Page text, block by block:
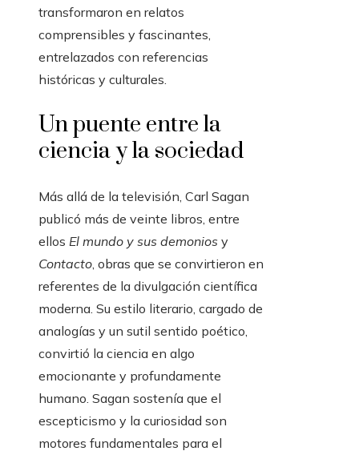
transformaron en relatos
comprensibles y fascinantes,
entrelazados con referencias
históricas y culturales.
Un puente entre la
ciencia y la sociedad
Más allá de la televisión, Carl Sagan
publicó más de veinte libros, entre
ellos El mundo y sus demonios y
Contacto, obras que se convirtieron en
referentes de la divulgación científica
moderna. Su estilo literario, cargado de
analogías y un sutil sentido poético,
convirtió la ciencia en algo
emocionante y profundamente
humano. Sagan sostenía que el
escepticismo y la curiosidad son
motores fundamentales para el